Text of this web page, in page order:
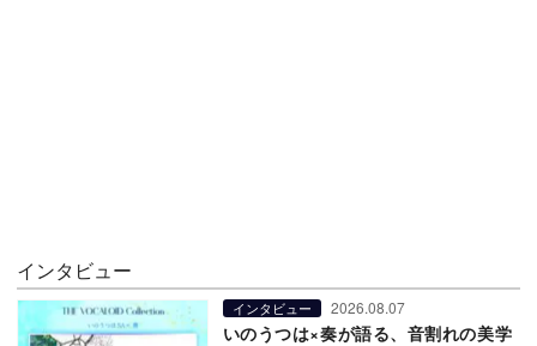
インタビュー
インタビュー 2026.08.07
いのうつは×奏が語る、音割れの美学